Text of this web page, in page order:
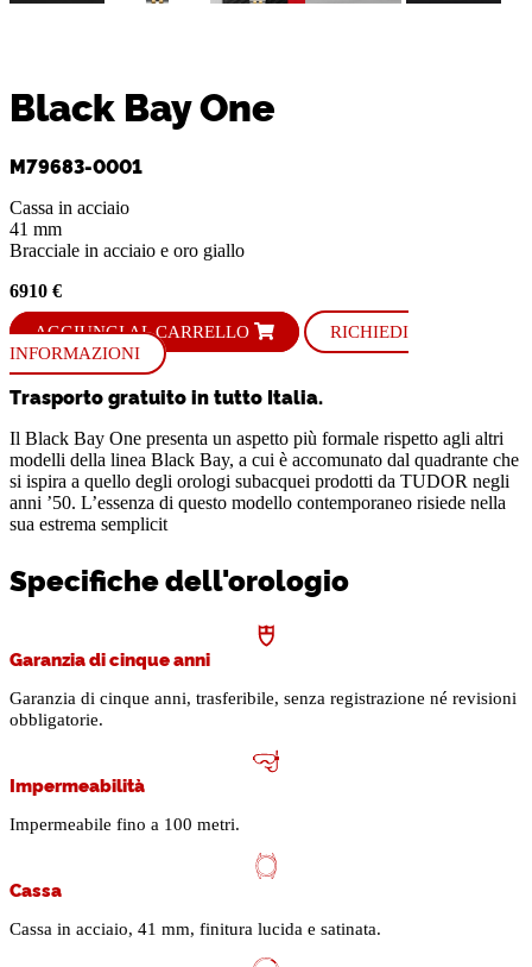
Black Bay One
M79683-0001
Cassa in acciaio
41 mm
Bracciale in acciaio e oro giallo
6910 €
AGGIUNGI AL CARRELLO
RICHIEDI
INFORMAZIONI
Trasporto gratuito in tutto Italia.
Il Black Bay One presenta un aspetto più formale rispetto agli altri
modelli della linea Black Bay, a cui è accomunato dal quadrante che
si ispira a quello degli orologi subacquei prodotti da TUDOR negli
anni ’50. L’essenza di questo modello contemporaneo risiede nella
sua estrema semplicit
Specifiche dell'orologio
Garanzia di cinque anni
Garanzia di cinque anni, trasferibile, senza registrazione né revisioni
obbligatorie.
Impermeabilità
Impermeabile fino a 100 metri.
Cassa
Cassa in acciaio, 41 mm, finitura lucida e satinata.